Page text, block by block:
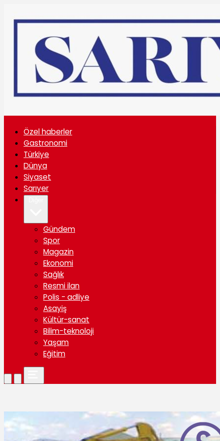
Özel haberler
Gastronomi
Türkiye
Dünya
Siyaset
Sarıyer
Gündem
Spor
Magazin
Ekonomi
Sağlık
Resmi ilan
Polis - adliye
Asayiş
Kültür-sanat
Bilim-teknoloji
Yaşam
Eğitim